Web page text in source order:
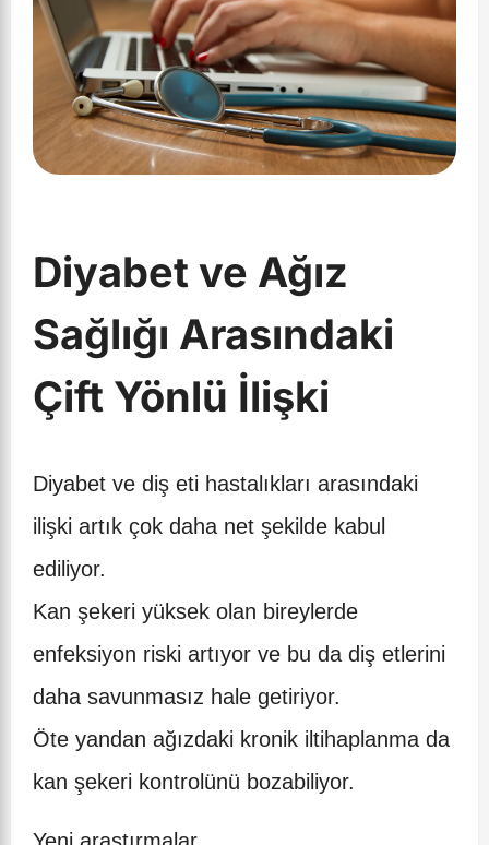
Diyabet ve Ağız
Sağlığı Arasındaki
Çift Yönlü İlişki
Diyabet ve diş eti hastalıkları arasındaki
ilişki artık çok daha net şekilde kabul
ediliyor.
Kan şekeri yüksek olan bireylerde
enfeksiyon riski artıyor ve bu da diş etlerini
daha savunmasız hale getiriyor.
Öte yandan ağızdaki kronik iltihaplanma da
kan şekeri kontrolünü bozabiliyor.